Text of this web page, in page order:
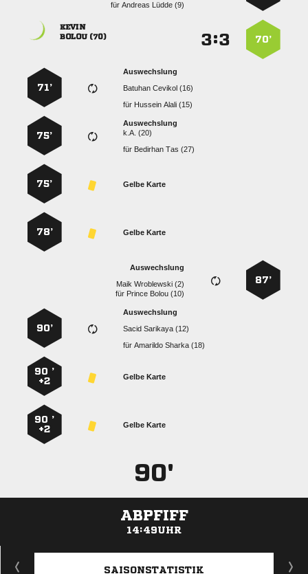
für  
70’
:

 
Auswechslung
  
für   
71’
Auswechslung
k.A. (20)
für   
75’
Gelbe Karte
75’
Gelbe Karte
78’
87’
Auswechslung
  
für   
Auswechslung
  
für  
90’
Gelbe Karte
90 ’
+2
Gelbe Karte
90 ’
+2
90'
ABPFIFF
14:49UHR
ANZEIGE
SAISONSTATISTIK